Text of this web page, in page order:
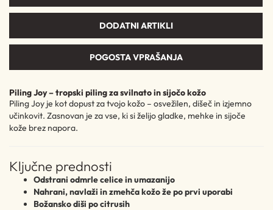
DODATNI ARTIKLI
POGOSTA VPRAŠANJA
Piling Joy – tropski piling za svilnato in sijočo kožo
Piling Joy je kot dopust za tvojo kožo – osvežilen, dišeč in izjemno
učinkovit. Zasnovan je za vse, ki si želijo gladke, mehke in sijoče
kože brez napora.
Ključne prednosti
Odstrani odmrle celice in umazanijo
Nahrani, navlaži in zmehča kožo že po prvi uporabi
Božansko diši po citrusih